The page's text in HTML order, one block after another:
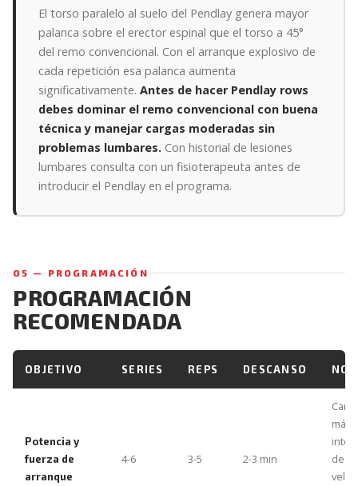
El torso paralelo al suelo del Pendlay genera mayor
palanca sobre el erector espinal que el torso a 45°
del remo convencional. Con el arranque explosivo de
cada repetición esa palanca aumenta
significativamente. Antes de hacer Pendlay rows
debes dominar el remo convencional con buena
técnica y manejar cargas moderadas sin
problemas lumbares. Con historial de lesiones
lumbares consulta con un fisioterapeuta antes de
introducir el Pendlay en el programa.
05 — PROGRAMACIÓN
PROGRAMACIÓN
RECOMENDADA
OBJETIVO SERIES REPS DESCANSO
Potencia y
fuerza de
arranque
4-6 3-5 2-3 min
de